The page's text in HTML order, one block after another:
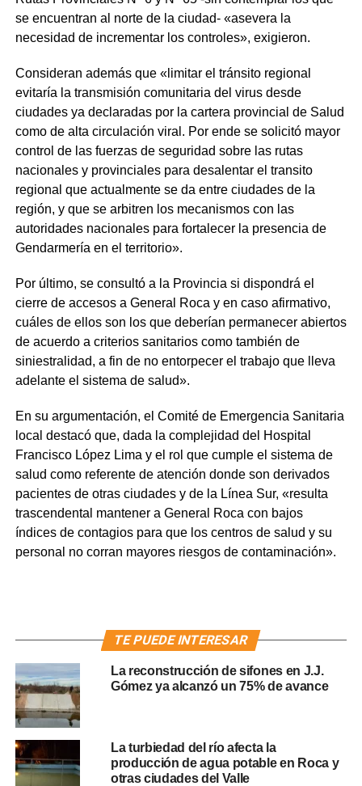
se encuentran al norte de la ciudad- «asevera la
necesidad de incrementar los controles», exigieron.
Consideran además que «limitar el tránsito regional
evitaría la transmisión comunitaria del virus desde
ciudades ya declaradas por la cartera provincial de Salud
como de alta circulación viral. Por ende se solicitó mayor
control de las fuerzas de seguridad sobre las rutas
nacionales y provinciales para desalentar el transito
regional que actualmente se da entre ciudades de la
región, y que se arbitren los mecanismos con las
autoridades nacionales para fortalecer la presencia de
Gendarmería en el territorio».
Por último, se consultó a la Provincia si dispondrá el
cierre de accesos a General Roca y en caso afirmativo,
cuáles de ellos son los que deberían permanecer abiertos
de acuerdo a criterios sanitarios como también de
siniestralidad, a fin de no entorpecer el trabajo que lleva
adelante el sistema de salud».
En su argumentación, el Comité de Emergencia Sanitaria
local destacó que, dada la complejidad del Hospital
Francisco López Lima y el rol que cumple el sistema de
salud como referente de atención donde son derivados
pacientes de otras ciudades y de la Línea Sur, «resulta
trascendental mantener a General Roca con bajos
índices de contagios para que los centros de salud y su
personal no corran mayores riesgos de contaminación».
TE PUEDE INTERESAR
La reconstrucción de sifones en J.J.
Gómez ya alcanzó un 75% de avance
La turbiedad del río afecta la
producción de agua potable en Roca y
otras ciudades del Valle